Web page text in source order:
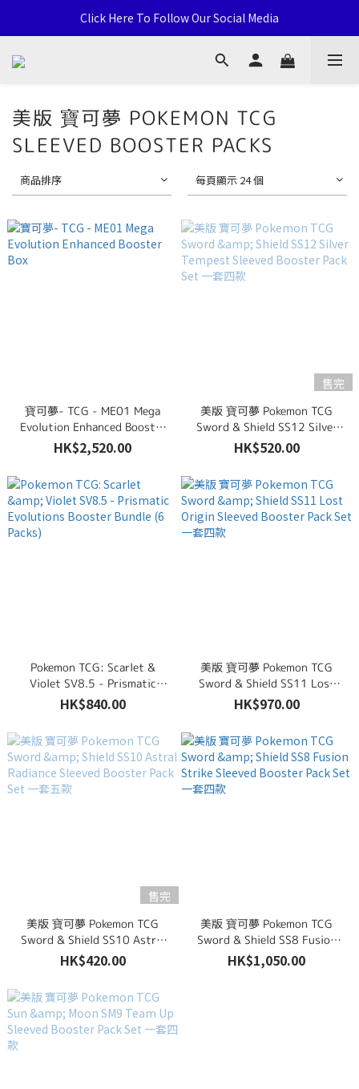
通用卡店 TCG & Sports Card 批發/零售 Distribution and Retail
Click Here To Follow Our Social Media
荃灣西樓角路138-168號 荃豐中心地下A59號舖
美版 寶可夢 POKEMON TCG
SLEEVED BOOSTER PACKS
商品排序 每頁顯示 24 個
寶可夢- TCG - ME01 Mega
Evolution Enhanced Booster
Box
HK$2,520.00
售完
美版 寶可夢 Pokemon TCG
Sword & Shield SS12 Silver
Tempest Sleeved Booster
Pack Set 一套四款
HK$520.00
Pokemon TCG: Scarlet &
Violet SV8.5 - Prismatic
Evolutions Booster Bundle (6
Packs)
HK$840.00
美版 寶可夢 Pokemon TCG
Sword & Shield SS11 Lost
Origin Sleeved Booster Pack
Set 一套四款
HK$970.00
售完
美版 寶可夢 Pokemon TCG
Sword & Shield SS10 Astral
Radiance Sleeved Booster
Pack Set 一套五款
HK$420.00
美版 寶可夢 Pokemon TCG
Sword & Shield SS8 Fusion
Strike Sleeved Booster Pack
Set 一套四款
HK$1,050.00